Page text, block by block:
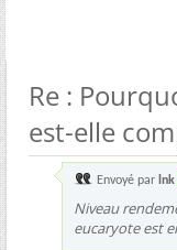
Re :
est-elle
Envoyé par lnk
Niveau
eucaryote est